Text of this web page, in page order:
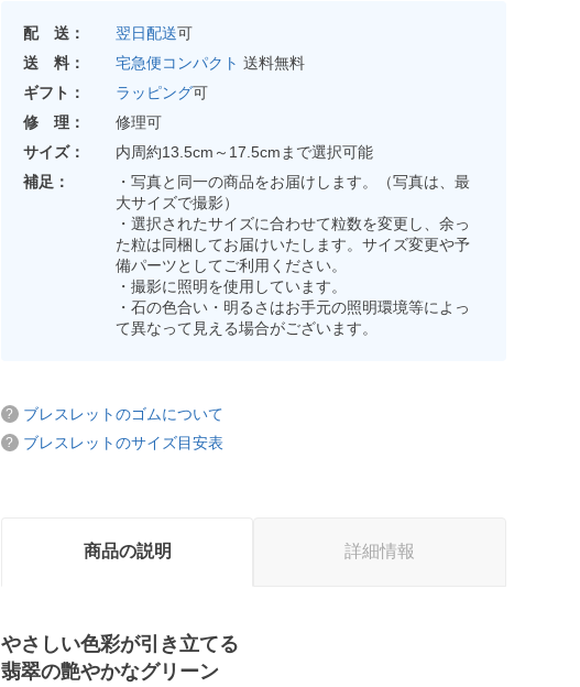
配 送： 翌日配送可
送 料：
宅急便コンパクト 送料無料
ギフト：
ラッピング可
修 理：
修理可
サイズ：
内周約13.5cm～17.5cmまで選択可能
補足：
・写真と同一の商品をお届けします。（写真は、最
大サイズで撮影）
・選択されたサイズに合わせて粒数を変更し、余っ
た粒は同梱してお届けいたします。サイズ変更や予
備パーツとしてご利用ください。
・撮影に照明を使用しています。
・石の色合い・明るさはお手元の照明環境等によっ
て異なって見える場合がございます。
ブレスレットのゴムについて
ブレスレットのサイズ目安表
商品の説明 詳細情報
やさしい色彩が引き立てる
翡翠の艶やかなグリーン